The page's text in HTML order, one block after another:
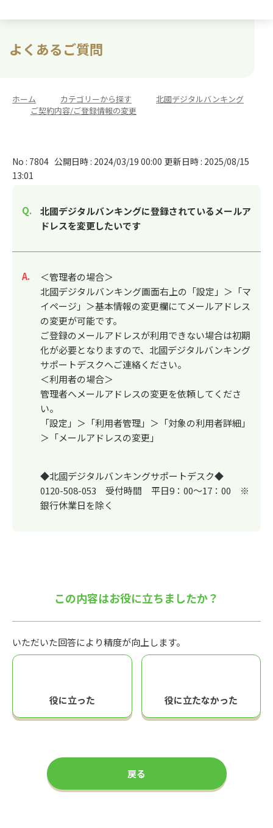
よくあるご質問
ホーム カテゴリーから探す
北國デジタルバンキング
ご契約内容/ご登録情報の変更
No : 7804 公開日時 : 2024/03/19 00:00 更新日時 : 2025/08/15
13:01
北國デジタルバンキングに登録されているメールア
ドレスを変更したいです
回答
＜管理者の場合＞
北國デジタルバンキング画面右上の「設定」＞「マ
イページ」＞基本情報の変更欄にてメールアドレス
の変更が可能です。
ご登録のメールアドレスが利用できない場合は初期
化が必要となりますので、北國デジタルバンキング
サポートデスクへご連絡ください。
＜利用者の場合＞
管理者へメールアドレスの変更を依頼してくださ
い。
「設定」＞「利用者管理」＞「対象の利用者詳細」
＞「メールアドレスの変更」
◆北國デジタルバンキングサポートデスク◆
0120-508-053 受付時間 平日9：00～17：00 ※
銀行休業日を除く
この内容はお役に立ちましたか？
いただいた回答により精度が向上します。
役に立った 役に立たなかった
戻る